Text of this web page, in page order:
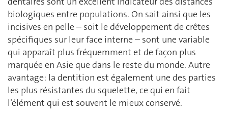
biologiques entre populations. On sait ainsi que les
incisives en pelle – soit le développement de crêtes
spécifiques sur leur face interne – sont une variable
qui apparaît plus fréquemment et de façon plus
marquée en Asie que dans le reste du monde. Autre
avantage: la dentition est également une des parties
les plus résistantes du squelette, ce qui en fait
l’élément qui est souvent le mieux conservé.